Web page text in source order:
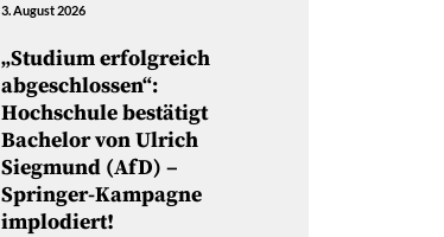
3. August 2026
„Studium erfolgreich
abgeschlossen“:
Hochschule bestätigt
Bachelor von Ulrich
Siegmund (AfD) –
Springer-Kampagne
implodiert!